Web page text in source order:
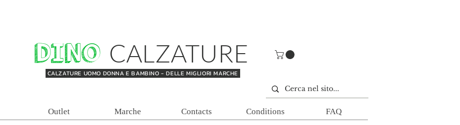
DINO
CALZATURE UOMO DONNA E BAMBINO - DELLE MIGLIORI MARCHE
CALZATURE
Outlet Marche Contacts Conditions FAQ